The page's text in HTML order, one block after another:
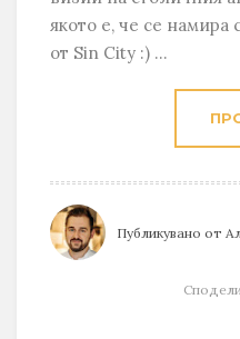
якото е, че се намира
от Sin City :) ...
Публикувано от